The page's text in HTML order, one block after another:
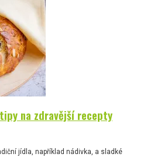
na zdravější recepty
jídla, například nádivka, a sladké